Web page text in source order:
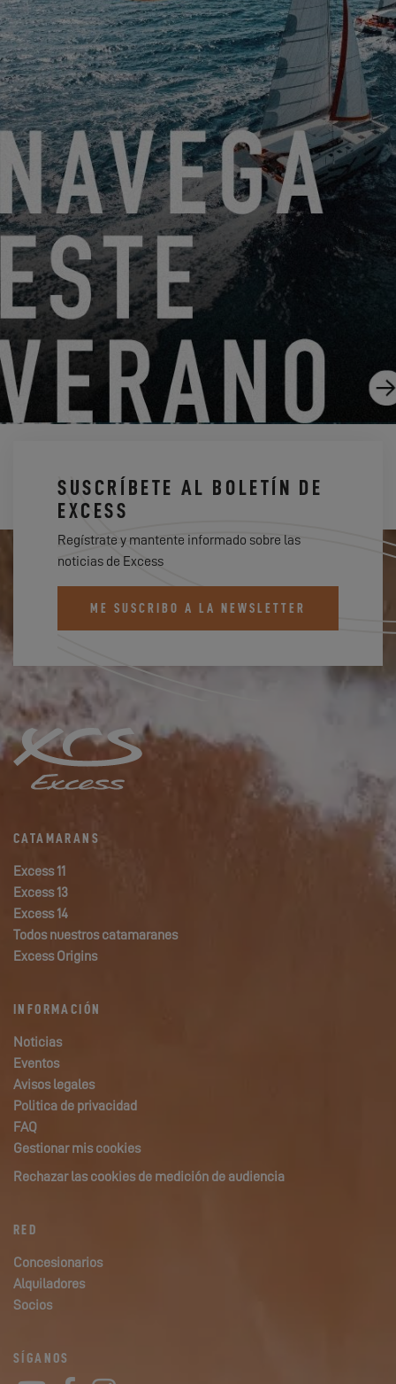
PRUEBAS DE MAR EN BRUINISSE
17.1.24
DÜSSELDORF BOAT SHOW 2024
SUSCRÍBETE AL BOLETÍN DE
EXCESS
Regístrate y mantente informado sobre las
noticias de Excess
ME SUSCRIBO A LA NEWSLETTER
CATAMARANS
Excess 11
Excess 13
Excess 14
Todos nuestros catamaranes
Excess Origins
INFORMACIÓN
Noticias
Eventos
Avisos legales
Politica de privacidad
FAQ
Gestionar mis cookies
Rechazar las cookies de medición de audiencia
RED
Concesionarios
Alquiladores
Socios
SÍGANOS